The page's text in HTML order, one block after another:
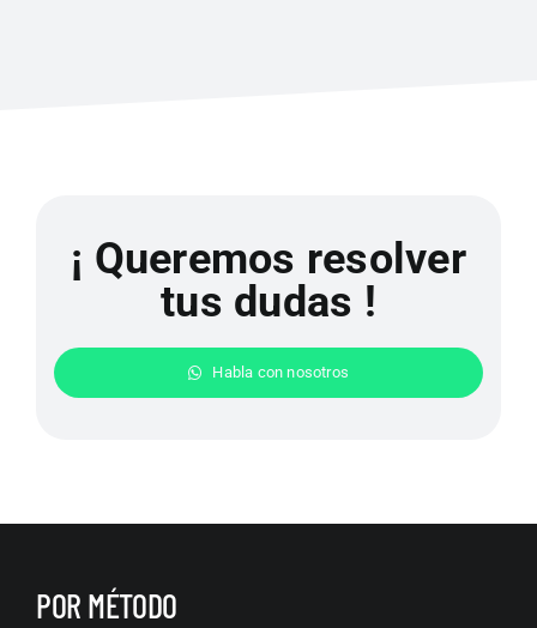
¡ Queremos resolver
tus dudas !
Habla con nosotros
POR MÉTODO